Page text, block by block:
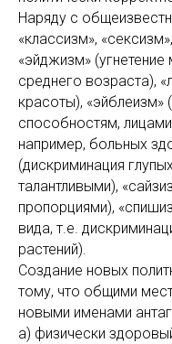
Наряду с
«классизм»,
«эйджизм»
среднего возраста),
красоты), «эйблеизм»
способностям,
например, больных
(дискриминация
талантливыми),
пропорциями),
вида, т.е.
растений).
Создание новых
тому, что общими
новыми именами
а) физически